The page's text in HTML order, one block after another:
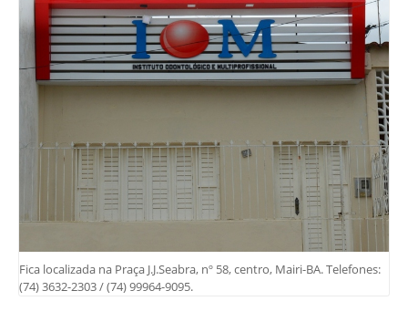
Fica localizada na Praça J.J.Seabra, nº 58, centro, Mairi-BA. Telefones:
(74) 3632-2303 / (74) 99964-9095.